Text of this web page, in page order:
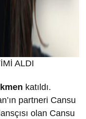
ALDI
katıldı.
partneri Cansu
olan Cansu